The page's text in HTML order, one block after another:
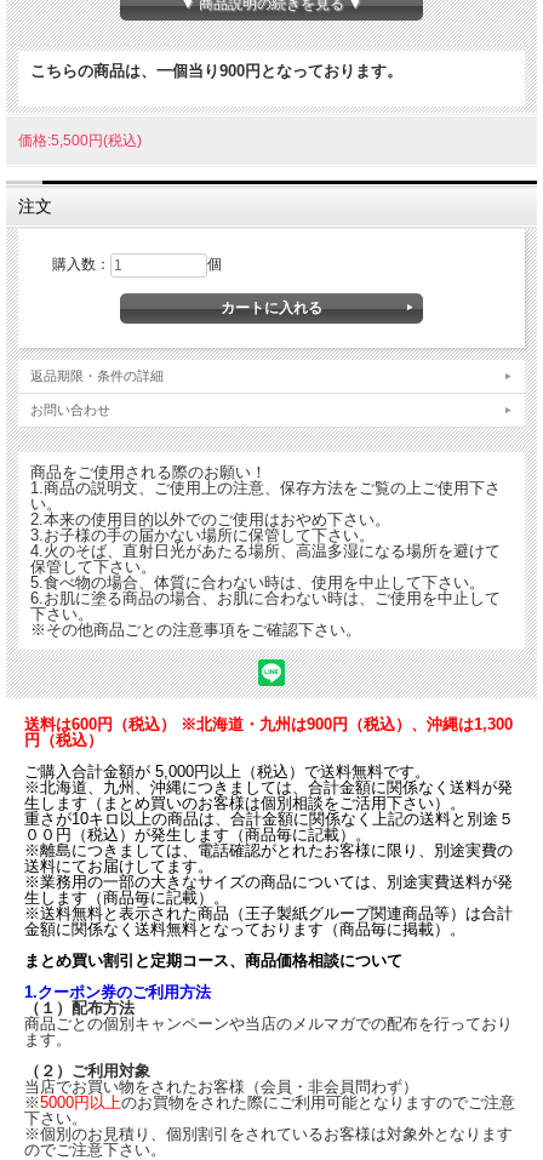
原材料
エネルギー：1kcal
たんぱく質：0g
お召し上がり方
・沸騰したお湯500mlに国産釜煎り焙煎 生姜たまねぎ茶1袋を入れ、弱火で3分程度
煮出してください。お好みで煮出す時間を調節してください。
<急須の場合>
1.急須に1袋を入れて、召し上がる量の熱湯を注いでください。
2.お好みの色、香りになりましたら、湯呑みに注ぎ、できるだけ湯を残さず全部注
ぎきってください。
ご利用上の注意
・高温多湿を避けて保存してください。
・体質に合わない時はご使用をお止め下さい。
販売元株式会社ユニマットリケン
正規の取扱店株式会社メイショウグループ
発送予定通常2から4営業日
国産釜煎り焙煎 生姜たまねぎ茶の詳細について
本品は、北海道産または兵庫県淡路島産のたまねぎの外皮に、鹿児島県徳之島産の
生姜をブレンドした、国産原料100％の国産釜煎り焙煎 生姜たまねぎ茶です。
たまねぎの皮と生姜は、低温で乾燥させる減圧乾燥で仕上げていますので、風味を
▼ 商品説明の続きを見る ▼
こちらの商品は、一個当り900円となっております。
価格:5,500円(税込)
注文
購入数： 個
返品期限・条件の詳細
お問い合わせ
商品をご使用される際のお願い！
1.商品の説明文、ご使用上の注意、保存方法をご覧の上ご使用下さ
い。
2.本来の使用目的以外でのご使用はおやめ下さい。
3.お子様の手の届かない場所に保管して下さい。
4.火のそば、直射日光があたる場所、高温多湿になる場所を避けて
保管して下さい。
5.食べ物の場合、体質に合わない時は、使用を中止して下さい。
6.お肌に塗る商品の場合、お肌に合わない時は、ご使用を中止して
下さい。
※その他商品ごとの注意事項をご確認下さい。
送料は600円（税込） ※北海道・九州は900円（税込）、沖縄は1,300
円（税込）
ご購入合計金額が 5,000円以上（税込）で送料無料です。
※北海道、九州、沖縄につきましては、合計金額に関係なく送料が発
生します（まとめ買いのお客様は個別相談をご活用下さい）。
重さが10キロ以上の商品は、合計金額に関係なく上記の送料と別途５
００円（税込）が発生します（商品毎に記載）。
※離島につきましては、電話確認がとれたお客様に限り、別途実費の
送料にてお届けしてます。
※業務用の一部の大きなサイズの商品については、別途実費送料が発
生します（商品毎に記載）。
※送料無料と表示された商品（王子製紙グループ関連商品等）は合計
金額に関係なく送料無料となっております（商品毎に掲載）。
まとめ買い割引と定期コース、商品価格相談について
1.クーポン券のご利用方法
（１）配布方法
商品ごとの個別キャンペーンや当店のメルマガでの配布を行っており
ます。
（２）ご利用対象
当店でお買い物をされたお客様（会員・非会員問わず）
※5000円以上のお買物をされた際にご利用可能となりますのでご注意
下さい。
※個別のお見積り、個別割引をされているお客様は対象外となります
のでご注意下さい。